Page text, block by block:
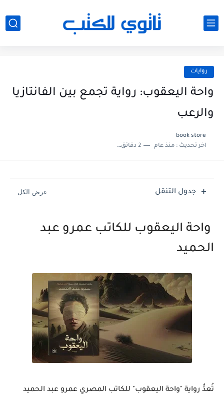
روايات
واحة اليعقوب: رواية تجمع بين الفانتازيا
والرعب
book store
اخر تحديث :منذ عام 2 دقائق للقراءة
جدول التنقل
واحة اليعقوب للكاتب عمرو عبد
الحميد
تُعدُّ رواية "واحة اليعقوب" للكاتب المصري عمرو عبد الحميد